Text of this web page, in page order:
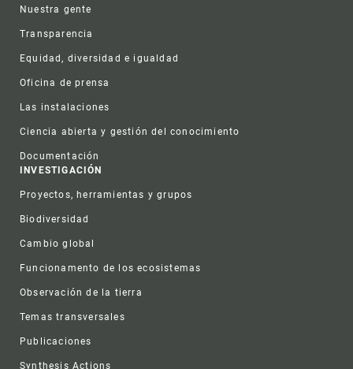
Nuestra gente
Transparencia
Equidad, diversidad e igualdad
Oficina de prensa
Las instalaciones
Ciencia abierta y gestión del conocimiento
Documentación
INVESTIGACIÓN
Proyectos, herramientas y grupos
Biodiversidad
Cambio global
Funcionamento de los ecosistemas
Observación de la tierra
Temas transversales
Publicaciones
Synthesis Actions